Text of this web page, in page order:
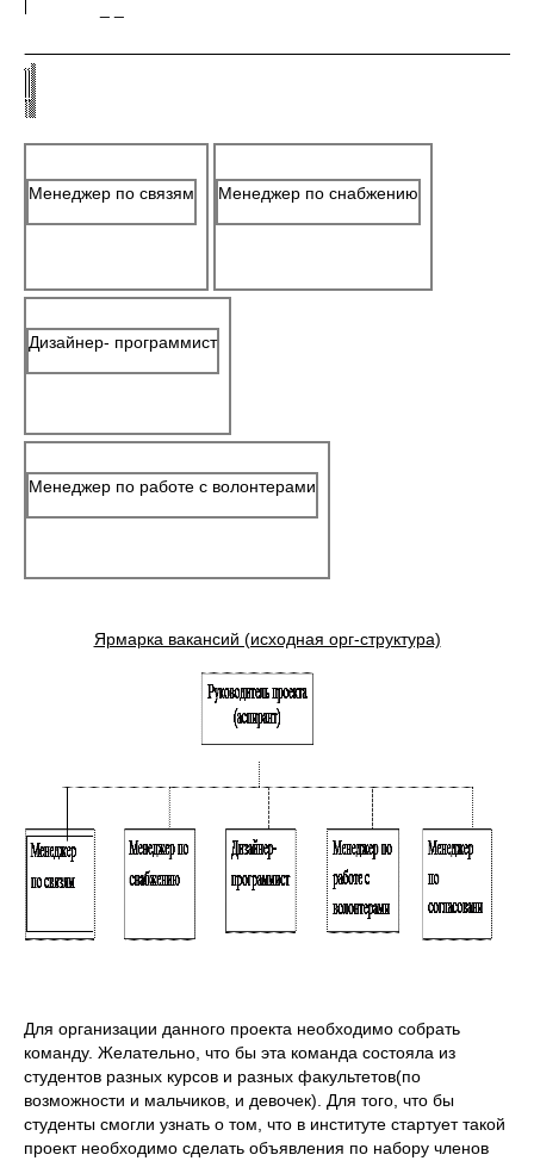
Менеджер по связям Менеджер по снабжению
Дизайнер- программист
Менеджер по работе с волонтерами
Ярмарка вакансий (исходная орг-структура)
Для организации данного проекта необходимо собрать
команду. Желательно, что бы эта команда состояла из
студентов разных курсов и разных факультетов(по
возможности и мальчиков, и девочек). Для того, что бы
студенты смогли узнать о том, что в институте стартует такой
проект необходимо сделать объявления по набору членов